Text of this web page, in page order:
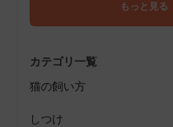
もっと見る
カテゴリ一覧
猫の飼い方
しつけ